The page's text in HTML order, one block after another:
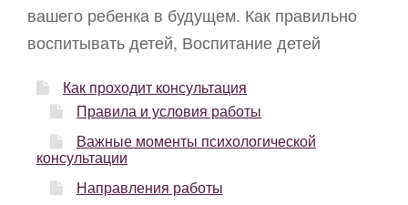
вашего ребенка в будущем. Как правильно
воспитывать детей, Воспитание детей
Как проходит консультация
Правила и условия работы
Важные моменты психологической
консультации
Направления работы